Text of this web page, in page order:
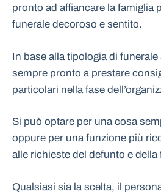
pronto ad affiancare la famiglia
funerale decoroso e sentito.
In base alla tipologia di
sempre pronto a prestare
particolari nella fase
Si può optare per una cosa
oppure per una funzione più
alle richieste del defunto e della
Qualsiasi sia la scelta, il